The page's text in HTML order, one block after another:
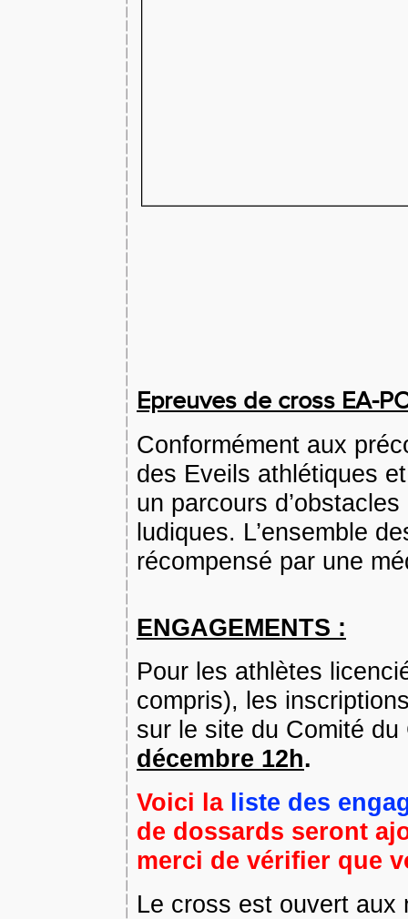
Epreuves de cross EA-
Conformément aux
des Eveils athlétiques
un parcours
ludiques. L’ensemble
récompensé par une
ENGAGEMENTS :
Pour les athlètes
compris), les
sur le site du Comité
décembre 12h.
Voici la liste des
de dossards seront
merci de vérifier que
Le cross est ouvert aux